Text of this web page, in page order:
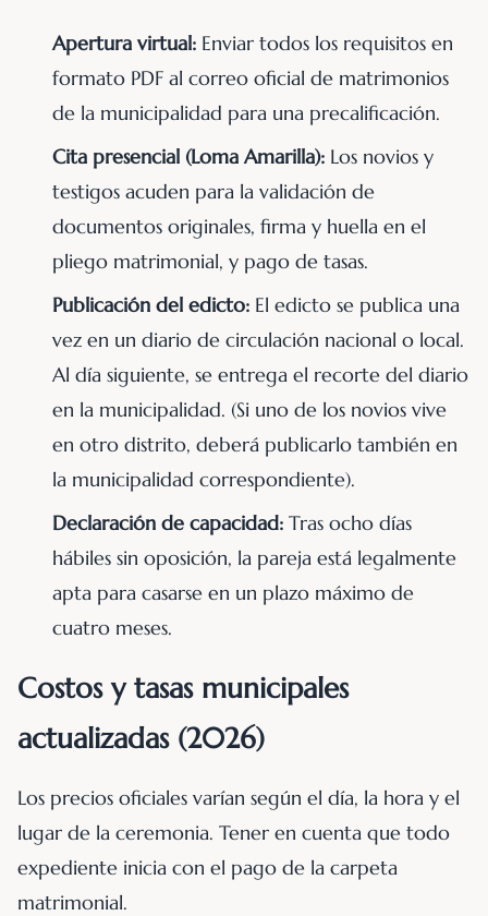
Apertura virtual: Enviar todos los requisitos en
formato PDF al correo oficial de matrimonios
de la municipalidad para una precalificación.
Cita presencial (Loma Amarilla): Los novios y
testigos acuden para la validación de
documentos originales, firma y huella en el
pliego matrimonial, y pago de tasas.
Publicación del edicto: El edicto se publica una
vez en un diario de circulación nacional o local.
Al día siguiente, se entrega el recorte del diario
en la municipalidad. (Si uno de los novios vive
en otro distrito, deberá publicarlo también en
la municipalidad correspondiente).
Declaración de capacidad: Tras ocho días
hábiles sin oposición, la pareja está legalmente
apta para casarse en un plazo máximo de
cuatro meses.
Costos y tasas municipales
actualizadas (2026)
Los precios oficiales varían según el día, la hora y el
lugar de la ceremonia. Tener en cuenta que todo
expediente inicia con el pago de la carpeta
matrimonial.